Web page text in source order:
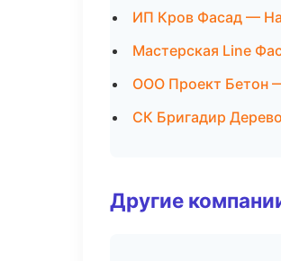
ИП Кров Фасад —
Мастерская Line
ООО Проект Бетон
СК Бригадир
Другие